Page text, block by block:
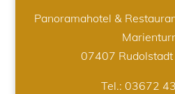
Panoramahotel &
07407 Rudolstadt
Tel.: 03672